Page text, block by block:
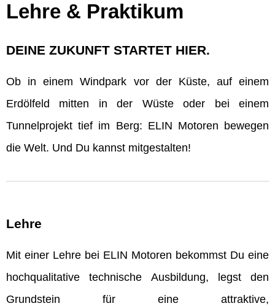
Lehre & Praktikum
DEINE ZUKUNFT STARTET HIER.
Ob in einem Windpark vor der Küste, auf einem
Erdölfeld mitten in der Wüste oder bei einem
Tunnelprojekt tief im Berg: ELIN Motoren bewegen
die Welt. Und Du kannst mitgestalten!
Lehre
Mit einer Lehre bei ELIN Motoren bekommst Du eine
hochqualitative technische Ausbildung, legst den
Grundstein für eine attraktive,